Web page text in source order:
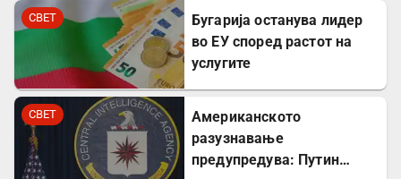
СВЕТ
Бугарија останува лидер
во ЕУ според растот на
услугите
СВЕТ
Американското
разузнавање
предупредува: Путин